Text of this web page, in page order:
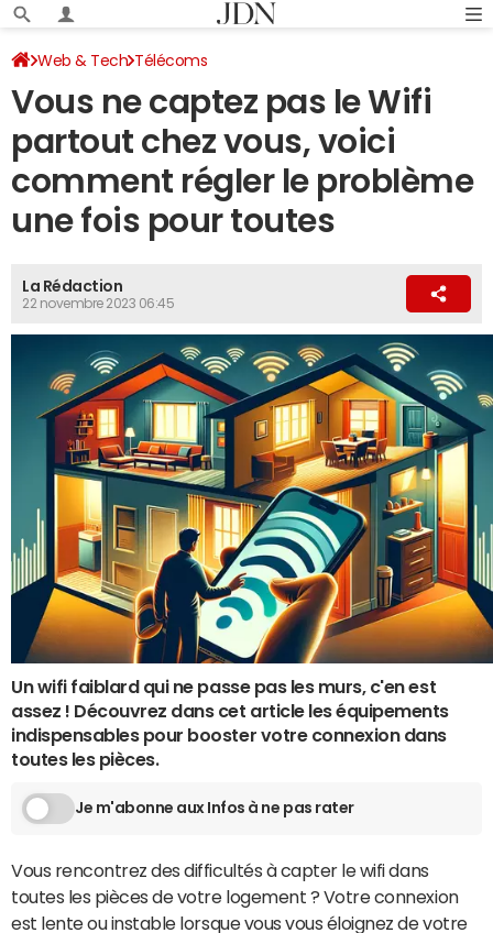
Web & Tech Télécoms
Vous ne captez pas le Wifi
partout chez vous, voici
comment régler le problème
une fois pour toutes
La Rédaction
22 novembre 2023 06:45
Un wifi faiblard qui ne passe pas les murs, c'en est
assez ! Découvrez dans cet article les équipements
indispensables pour booster votre connexion dans
toutes les pièces.
Je m'abonne aux Infos à ne pas rater
Vous rencontrez des difficultés à capter le wifi dans
toutes les pièces de votre logement ? Votre connexion
est lente ou instable lorsque vous vous éloignez de votre